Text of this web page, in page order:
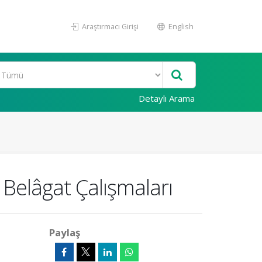
Araştırmacı Girişi English
Detaylı Arama
Çalışmaları
Paylaş